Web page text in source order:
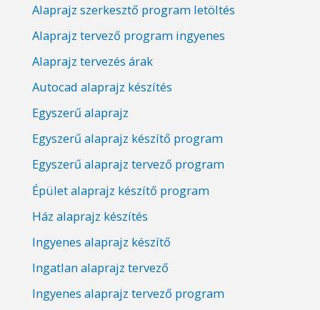
Alaprajz szerkesztő program letöltés
Alaprajz tervező program ingyenes
Alaprajz tervezés árak
Autocad alaprajz készítés
Egyszerű alaprajz
Egyszerű alaprajz készítő program
Egyszerű alaprajz tervező program
Épület alaprajz készítő program
Ház alaprajz készítés
Ingyenes alaprajz készítő
Ingatlan alaprajz tervező
Ingyenes alaprajz tervező program